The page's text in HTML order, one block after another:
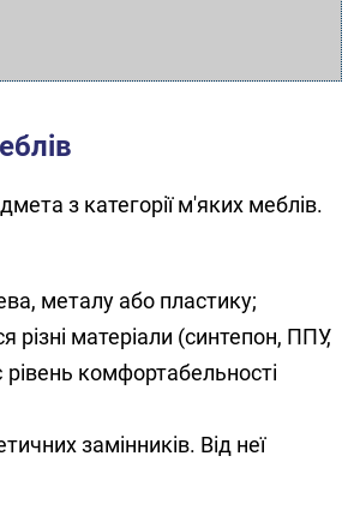
з категорії м'яких меблів.
металу або пластику;
матеріали (синтепон, ППУ,
рівень комфортабельності
замінників. Від неї